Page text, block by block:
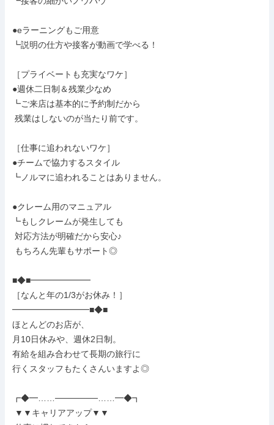
●eラーニングもご用意
┗説明の仕方や接客が動画で学べる！
［プライベートも充実なワケ］
●週休二日制＆残業少なめ
┗ご来店は基本的に予約制だから
［仕事に追われないワケ］
●チームで協力するスタイル
┗ノルマに追われることはありません。
●クレーム用のマニュアル
┗もしクレームが発生しても
■◆■━━━━━━━
［なんと年の1/3がお休み！］
━━━━━━━━━■◆■
ほとんどのお店が、
月10日休みや、週休2日制。
有給を組み合わせて長期の旅行に
行くスタッフもたくさんいますよ◎
┏◆━……───────……━◆┓